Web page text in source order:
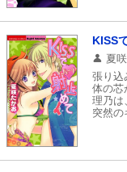
KISS
夏
張り込
体の
理乃
突然